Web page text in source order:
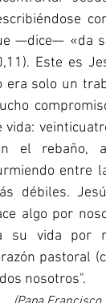
—dice— «da
Este es
era solo un
vida:
el rebaño,
entre
débiles.
algo por
su vida por
pastoral
nosotros".